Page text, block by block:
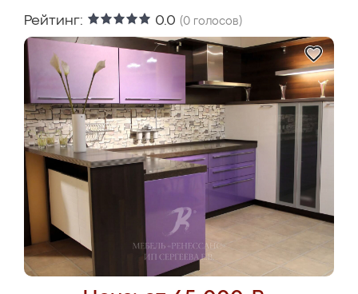
Рейтинг: 0.0 (0 голосов)